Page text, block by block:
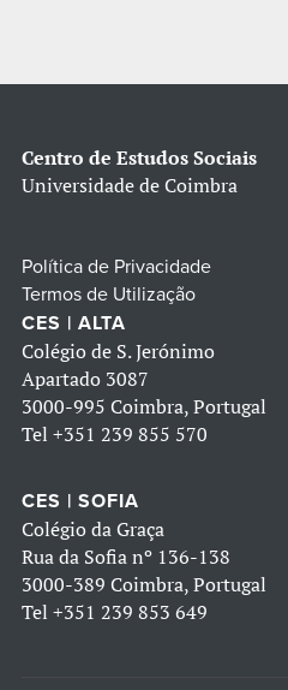
Centro de Estudos Sociais
Universidade de Coimbra
Política de Privacidade
Termos de Utilização
CES | ALTA
Colégio de S. Jerónimo
Apartado 3087
3000-995 Coimbra, Portugal
Tel +351 239 855 570
CES | SOFIA
Colégio da Graça
Rua da Sofia nº 136-138
3000-389 Coimbra, Portugal
Tel +351 239 853 649